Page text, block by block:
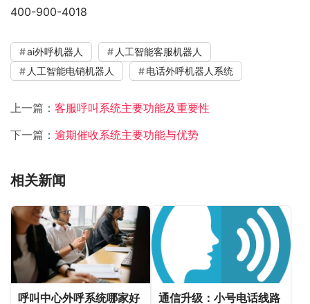
400-900-4018
ai外呼机器人
人工智能客服机器人
人工智能电销机器人
电话外呼机器人系统
上一篇： 客服呼叫系统主要功能及重要性
下一篇： 逾期催收系统主要功能与优势
相关新闻
呼叫中心外呼系统哪家好 通信升级：小号电话线路